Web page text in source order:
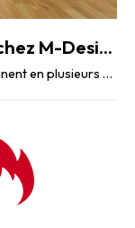
Insert bois Venus Green + de chez M-Design
Les inserts bois Venus de M-Design se déclinent en plusieurs configurations pour s’adapter à ...